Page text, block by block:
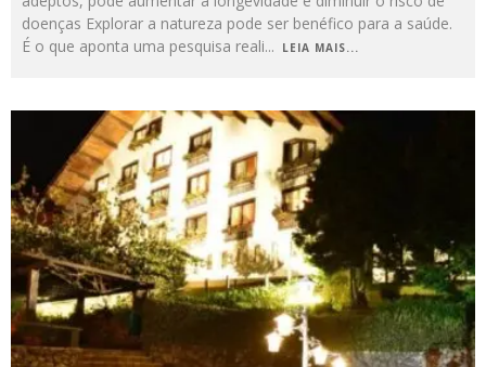
doenças Explorar a natureza pode ser benéfico para a saúde.
É o que aponta uma pesquisa reali... LEIA MAIS...